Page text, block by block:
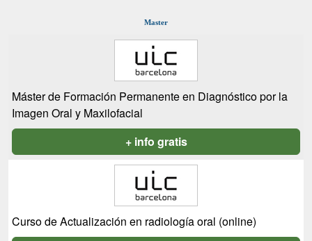
Master
Máster de Formación Permanente en Diagnóstico por la
Imagen Oral y Maxilofacial
+ info gratis
Curso de Actualización en radiología oral (online)